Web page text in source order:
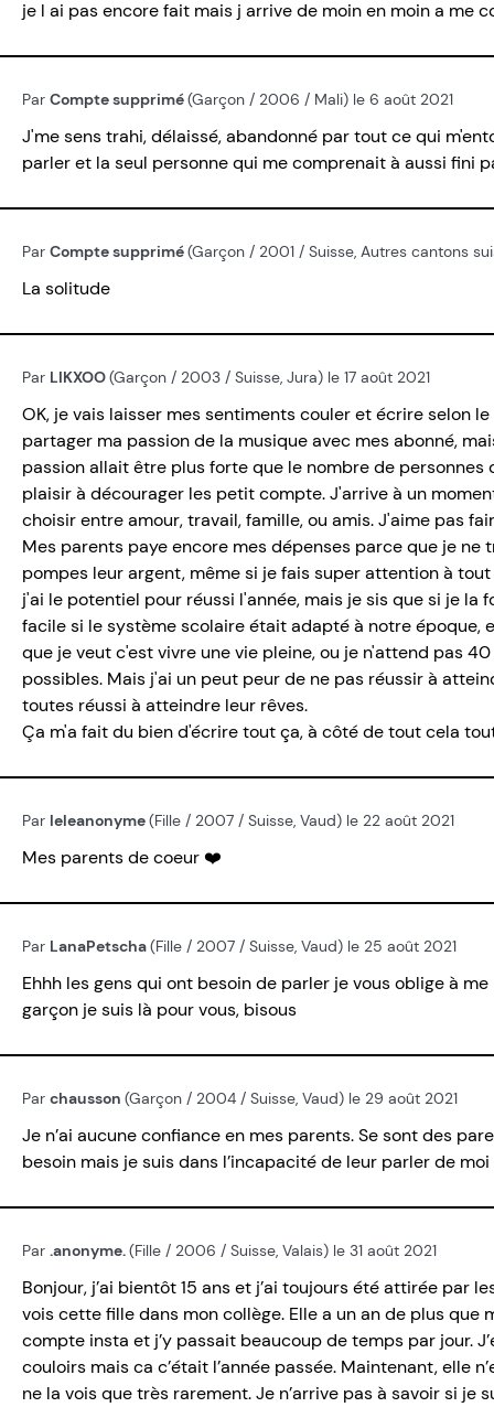
je l ai pas encore fait mais j arrive de moin en moin a me
Par Compte supprimé(Garçon / 2006 / Mali) le 6 août 2021
J'me sens trahi, délaissé, abandonné par tout ce qui
parler et la seul personne qui me comprenait à aussi fini
Par Compte supprimé(Garçon / 2001 / Suisse, Autres cantons
La solitude
Par LIKXOO(Garçon / 2003 / Suisse, Jura) le 17 août 2021
OK, je vais laisser mes sentiments couler et écrire selon
partager ma passion de la musique avec mes abonné,
passion allait être plus forte que le nombre de
plaisir à décourager les petit compte. J'arrive à un
choisir entre amour, travail, famille, ou amis. J'aime pas
Mes parents paye encore mes dépenses parce que je
pompes leur argent, même si je fais super attention à
j'ai le potentiel pour réussi l'année, mais je sis que si je
facile si le système scolaire était adapté à notre époque,
que je veut c'est vivre une vie pleine, ou je n'attend pas
possibles. Mais j'ai un peut peur de ne pas réussir à
toutes réussi à atteindre leur rêves.
Ça m'a fait du bien d'écrire tout ça, à côté de tout cela
Par leleanonyme(Fille / 2007 / Suisse, Vaud) le 22 août 2021
Mes parents de coeur ❤️
Par LanaPetscha(Fille / 2007 / Suisse, Vaud) le 25 août 2021
Ehhh les gens qui ont besoin de parler je vous oblige à
garçon je suis là pour vous, bisous
Par chausson (Garçon / 2004 / Suisse, Vaud) le 29 août 2021
Je n’ai aucune confiance en mes parents. Se sont des
besoin mais je suis dans l’incapacité de leur parler de
Par .anonyme.(Fille / 2006 / Suisse, Valais) le 31 août 2021
Bonjour, j’ai bientôt 15 ans et j’ai toujours été attirée par
vois cette fille dans mon collège. Elle a un an de plus que
compte insta et j’y passait beaucoup de temps par jour.
couloirs mais ca c’était l’année passée. Maintenant, elle
ne la vois que très rarement. Je n’arrive pas à savoir si